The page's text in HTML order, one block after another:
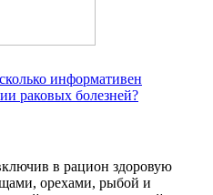
информативен
раковых болезней?
в рацион здоровую
орехами, рыбой и